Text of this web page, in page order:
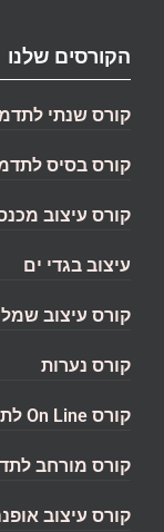
הקורסים שלנו
קורס שנתי
קורס בסיס
קורס עיצוב
עיצוב בגדי ים
קורס עיצוב
קורס נערות
קורס On Line לתדמיתנות בשיטת AB
קורס מורחב
קורס עיצוב